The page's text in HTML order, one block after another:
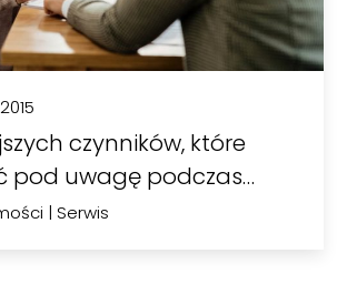
czynników, które
pod uwagę podczas…
| Serwis